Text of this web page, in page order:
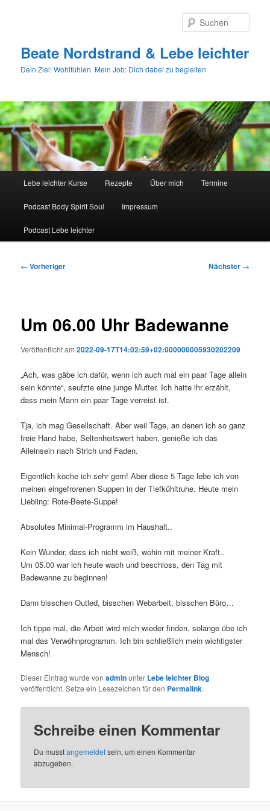
Beate Nordstrand & Lebe leichter
Dein Ziel: Wohlfühlen. Mein Job: Dich dabei zu begleiten
Lebe leichter Kurse Rezepte Über mich Termine
Podcast Body Spirit Soul Impressum
Podcast Lebe leichter
Beitragsnavigation
← Vorheriger Nächster →
Um 06.00 Uhr Badewanne
Veröffentlicht am2022-09-17T14:02:59+02:000000005930202209
„Ach, was gäbe ich dafür, wenn ich auch mal ein paar Tage allein
sein könnte“, seufzte eine junge Mutter. Ich hatte ihr erzählt,
dass mein Mann ein paar Tage verreist ist.
Tja, ich mag Gesellschaft. Aber weil Tage, an denen ich so ganz
freie Hand habe, Seltenheitswert haben, genieße ich das
Alleinsein nach Strich und Faden.
Eigentlich koche ich sehr gern! Aber diese 5 Tage lebe ich von
meinen eingefrorenen Suppen in der Tiefkühltruhe. Heute mein
Liebling: Rote-Beete-Suppe!
Absolutes Minimal-Programm im Haushalt..
Kein Wunder, dass ich nicht weiß, wohin mit meiner Kraft..
Um 05.00 war ich heute wach und beschloss, den Tag mit
Badewanne zu beginnen!
Dann bisschen Outled, bisschen Webarbeit, bisschen Büro…
Ich tippe mal, die Arbeit wird mich wieder finden, solange übe ich
mal das Verwöhnprogramm. Ich bin schließlich mein wichtigster
Mensch!
Dieser Eintrag wurde vonadminunter Lebe leichter Blog
veröffentlicht. Setze ein Lesezeichen für den Permalink.
Schreibe einen Kommentar
Du musstangemeldetsein, um einen Kommentar
abzugeben.